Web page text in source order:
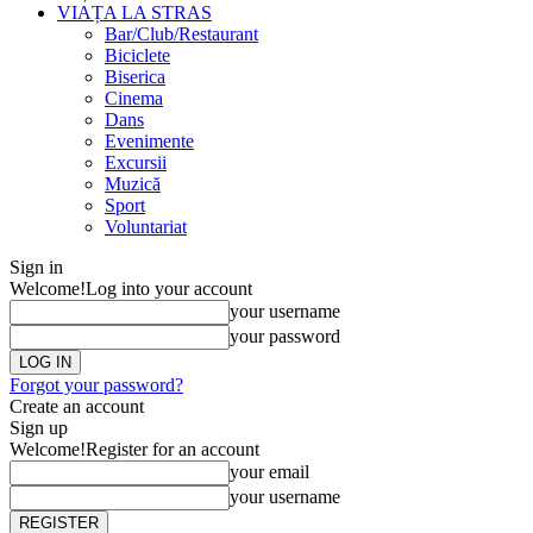
VIAȚA LA STRAS
Bar/Club/Restaurant
Biciclete
Biserica
Cinema
Dans
Evenimente
Excursii
Muzică
Sport
Voluntariat
Sign in
Welcome!Log into your account
your username
your password
Forgot your password?
Create an account
Sign up
Welcome!Register for an account
your email
your username